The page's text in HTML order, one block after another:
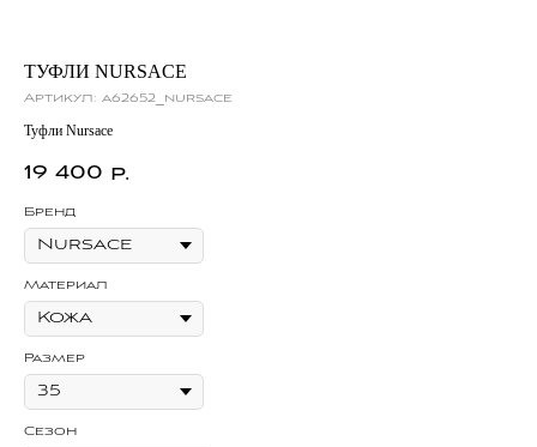
ТУФЛИ NURSACE
Артикул: a62652_nursace
Туфли Nursace
19 400 р.
Бренд
Материал
Размер
Сезон